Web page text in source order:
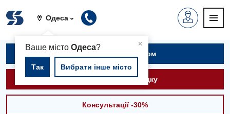
Одеса
×
Ваше містоОдеса?
Так Вибрати інше місто
Записатися на прийом
Викликати швидку
Консультації -30%